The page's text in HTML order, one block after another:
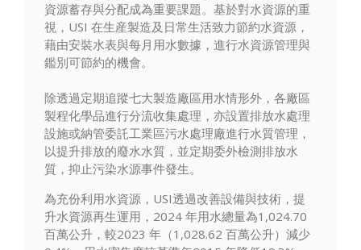
資源蓄存與分配成為重要課題。基於對水資源的重
視，USI 在生産製造及日常生活致力節約水資源，
藉由安裝水表與每月用水數據，進行水資源管理與
鑑別可節約的機會。
除透過定期追蹤七大製造廠區用水情形外，各廠區
製程化學品進行分流收集處理，亦設置排放水處理
設施或納管委託工業區污水處理廠進行水質管理，
以提升排放的廢水水質，並定期委外檢測排放水
質，抑止污染水源事件發生。
為充份利用水資源，USI透過改善設備與技術，提
升水資源再生運用，2024 年用水總量為1,024.70
百萬公升，較2023 年（1,028.62 百萬公升）減少